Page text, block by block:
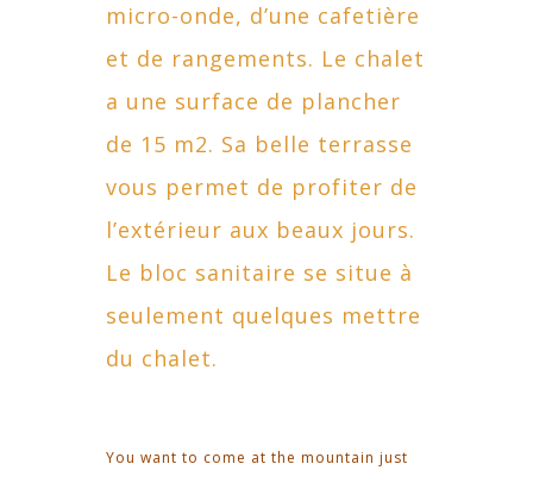
micro-onde, d’une cafetière
et de rangements. Le chalet
a une surface de plancher
de 15 m2. Sa belle terrasse
vous permet de profiter de
l’extérieur aux beaux jours.
Le bloc sanitaire se situe à
seulement quelques mettre
du chalet.
You want to come at the mountain just